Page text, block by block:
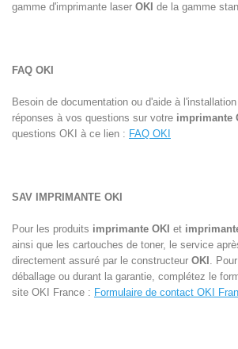
gamme d'imprimante laser OKI de la gamme
FAQ OKI
Besoin de documentation ou d'aide à
réponses à vos questions sur votre imprimante
questions OKI à ce lien : FAQ OKI
SAV IMPRIMANTE OKI
Pour les produits imprimante OKI et
ainsi que les cartouches de toner, le service
directement assuré par le constructeur OKI .
déballage ou durant la garantie, complétez le
site OKI France : Formulaire de contact OKI